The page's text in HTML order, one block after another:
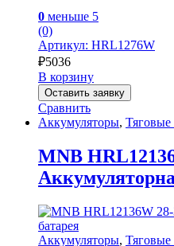
0 меньше 5
(0)
Артикул: HRL1276W
₽5036
В корзину
Оставить заявку
Сравнить
Аккумуляторы, Тяговые
MNB
Аккумуляторы, Тяговые